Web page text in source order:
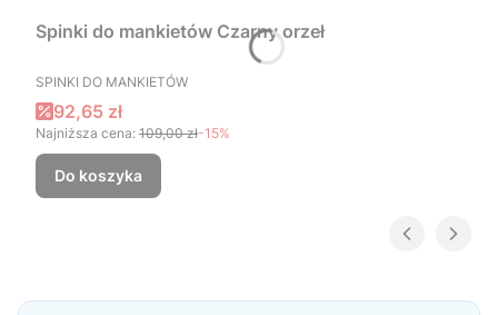
Spinki do mankietów Czarny orzeł
PRODUCENT
SPINKI DO MANKIETÓW
Cena promocyjna
92,65 zł
Najniższa cena: 109,00 zł-15%
Do koszyka